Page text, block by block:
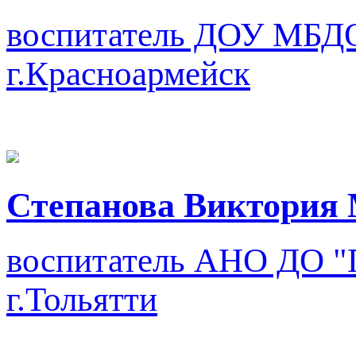
воспитатель ДОУ
г.Красноармейск
Степанова
воспитатель АНО ДО
г.Тольятти